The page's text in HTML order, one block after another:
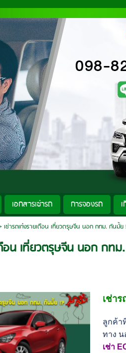
เอกสารเช่ารถ การจองรถ
เช่ารถเก๋งรายเดือน เที่ยวตรุษจีน นอก กทม. กันมั้ย
ดือน เที่ยวตรุษจีน นอก กท
เช่า
ลูกค้า
ทาง
เช่า